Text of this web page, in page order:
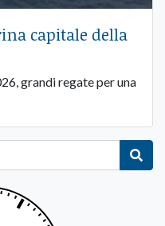
capitale della
grandi regate per una